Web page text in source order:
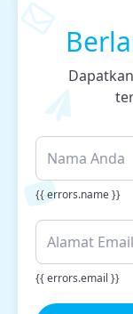
{{ errors.name }}
{{ errors.email }}